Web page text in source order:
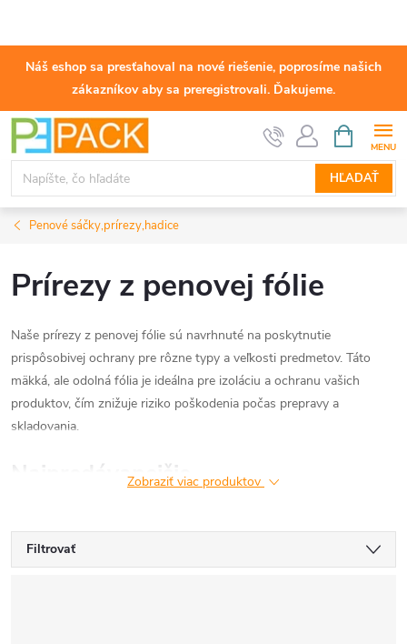
Náš eshop sa presťahoval na nové riešenie, poprosíme našich
zákazníkov aby sa preregistrovali. Ďakujeme.
Prejsť
obsah
HĽADAŤ
KOŠÍK
Penové sáčky,prírezy,hadice
Prírezy z penovej fólie
Naše prírezy z penovej fólie sú navrhnuté na poskytnutie
prispôsobivej ochrany pre rôzne typy a veľkosti predmetov. Táto
mäkká, ale odolná fólia je ideálna pre izoláciu a ochranu vašich
produktov, čím znižuje riziko poškodenia počas prepravy a
skladovania.
NajpredávanejšieZobraziť viac produktov
Filtrovať